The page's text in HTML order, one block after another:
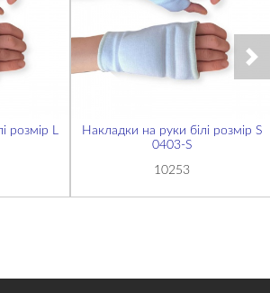
розмір L
Накладки на руки білі розмір S
0403-S
10253